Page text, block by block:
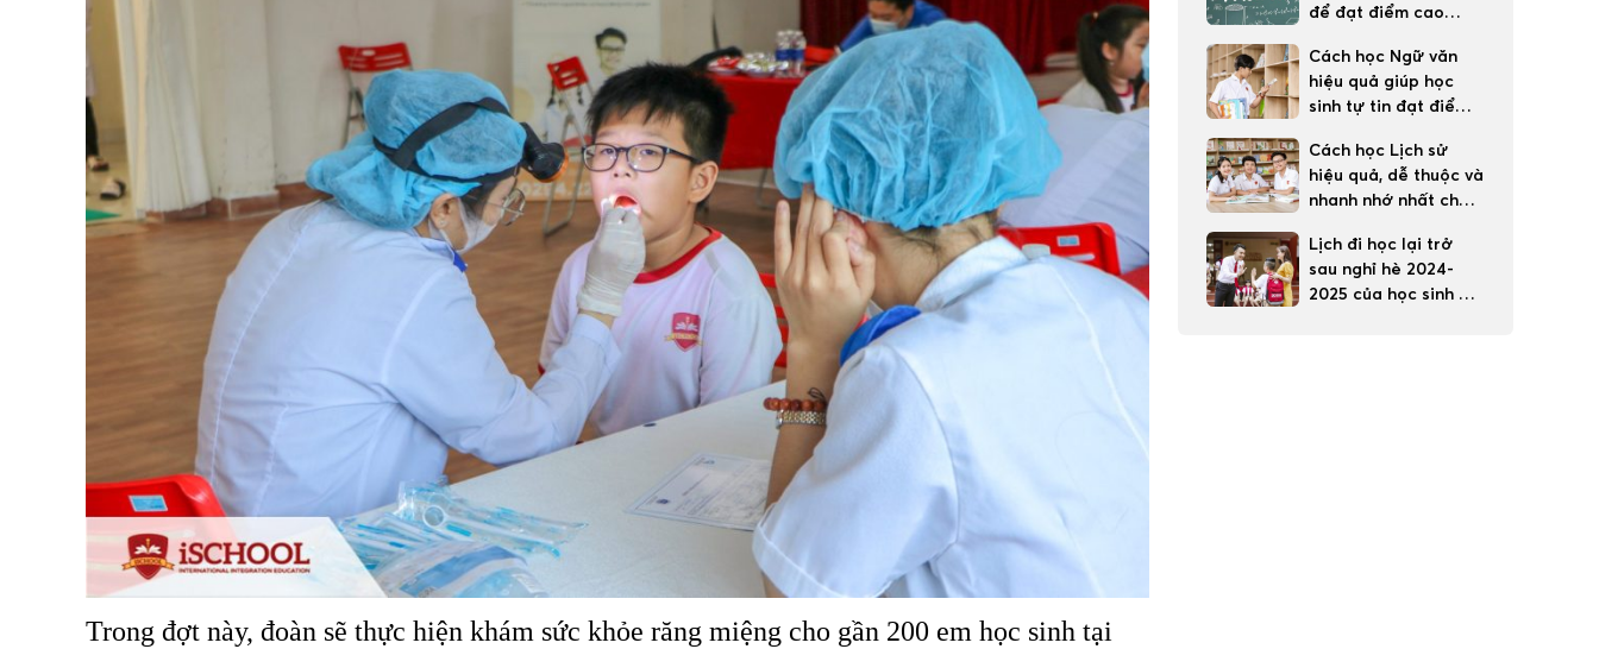
Trong đợt này, đoàn sẽ thực hiện khám sức khỏe răng miệng cho gần 200 em học sinh tại
để đạt điểm cao
Cách học Ngữ văn
hiệu quả giúp học
sinh tự tin đạt điểm
Cách học Lịch sử
hiệu quả, dễ thuộc và
nhanh nhớ nhất cho
Lịch đi học lại trở
sau nghỉ hè 2024-
2025 của học sinh 63